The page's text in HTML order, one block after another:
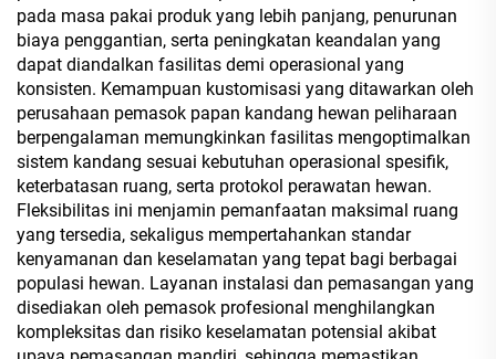
pada masa pakai produk yang lebih panjang, penurunan
biaya penggantian, serta peningkatan keandalan yang
dapat diandalkan fasilitas demi operasional yang
konsisten. Kemampuan kustomisasi yang ditawarkan oleh
perusahaan pemasok papan kandang hewan peliharaan
berpengalaman memungkinkan fasilitas mengoptimalkan
sistem kandang sesuai kebutuhan operasional spesifik,
keterbatasan ruang, serta protokol perawatan hewan.
Fleksibilitas ini menjamin pemanfaatan maksimal ruang
yang tersedia, sekaligus mempertahankan standar
kenyamanan dan keselamatan yang tepat bagi berbagai
populasi hewan. Layanan instalasi dan pemasangan yang
disediakan oleh pemasok profesional menghilangkan
kompleksitas dan risiko keselamatan potensial akibat